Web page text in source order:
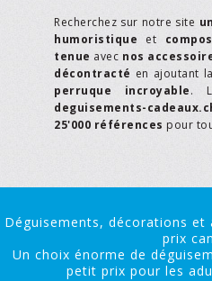
Recherchez sur notre site
humoristique et
tenue avec nos
décontracté en ajoutant
perruque incroyable.
deguisements-
25'000 références pour
Déguisements, décorations
prix
Un choix énorme de
petit prix pour les